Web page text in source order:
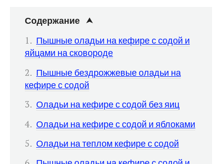
Содержание
Пышные оладьи на кефире с содой и
яйцами на сковороде
Пышные бездрожжевые оладьи на
кефире с содой
Оладьи на кефире с содой без яиц
Оладьи на кефире с содой и яблоками
Оладьи на теплом кефире с содой